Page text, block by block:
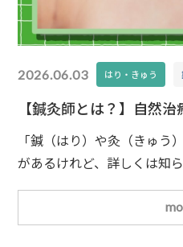
2026.06.03 はり・きゅう
【鍼灸師とは？】自然
健康を支える国家資格の
「鍼（はり）や灸（きゅう
があるけれど、詳しくは知
ではないでしょうか？今回
康を支える国家資格「鍼灸
鍼灸師とはどんな仕事？